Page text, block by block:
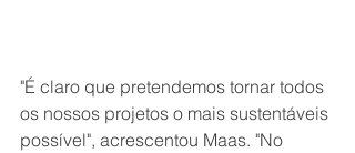
"É claro que pretendemos tornar todos
os nossos projetos o mais sustentáveis ​​
possível", acrescentou Maas. "No